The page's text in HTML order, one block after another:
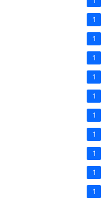
1
1
1
1
1
1
1
1
1
1